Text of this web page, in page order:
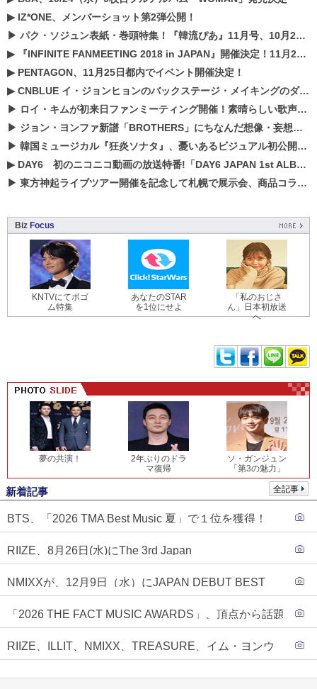
▶ IZ*ONE、メンバーショット第2弾公開！
▶ パク・ソジュン表紙・巻頭特集！『韓流ぴあ』11月号、10月22日（月）発売！
▶
『INFINITE FANMEETING 2018 in JAPAN』開催決定！11月21、22日にパシフィコ横浜にて実施
▶ PENTAGON、11月25日都内でイベント開催決定！
▶CNBLUE イ・ジョンヒョンのバックステージ・メイキングのダイジェスト映像が公開！
▶ ロイ・キムが初来日ファンミーティング開催！素晴らしい歌声に癒される贅沢な時間
▶ ジョン・ヨンファ新譜「BROTHERS」にちなんだ想像・妄想企画がスタート！
▶ 韓国ミュージカル『狂炎ソナタ』、憂いある​ビジュアル初公開!! 主役リョウク、SHIN、KENらのコメントが到着！
▶ DAY6 初のニコニコ動画の放送特番!「DAY6 JAPAN 1st ALBUM「UNLOCK」発売記念 ライブ@ニコ生」を配信決定!
▶ 東方神起ライブツアー開催を記念して札幌で展示会、商品コラボが実現！！
Biz Focus
KNTVにてボゴ
ム特集
あなたのSTAR
を1位にせよ
「私のおじさ
ん」日本初放送
へ
夢の共演！
2年ぶりのドラ
マ復帰
ソ・ガンジュン
「第3の魅力」
全記事
新着記事
BTS、「2026 TMA Best Music 夏」で１位を獲得！
RIIZE、8月26日(水)にThe 3rd Japan
NMIXXが、12月9日（水）にJAPAN DEBUT BEST
もスタート！！
「2026 THE FACT MUSIC AWARDS」、頂点から話題
RIIZE、ILLIT、NMIXX、TREASURE、イム・ヨンウ